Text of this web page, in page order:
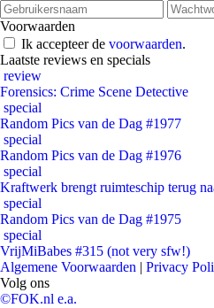
Voorwaarden
Ik accepteer de voorwaarden.
Laatste reviews en specials
review
Forensics: Crime Scene Detective
special
Random Pics van de Dag #1977
special
Random Pics van de Dag #1976
special
Kraftwerk brengt ruimteschip terug
special
Random Pics van de Dag #1975
special
VrijMiBabes #315 (not very sfw!)
Algemene Voorwaarden | Privacy
Volg ons
©FOK.nl e.a.